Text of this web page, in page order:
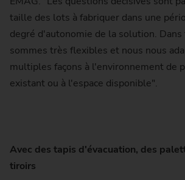
taille des lots à fabriquer dans une
degré d'autonomie de la solution. Dans
sommes très flexibles et nous nous
multiples façons à l'environnement de
existant ou à l'espace disponible".
Avec des tapis d'évacuation, des
tiroirs